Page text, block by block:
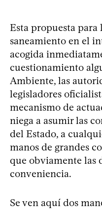
Esta propuesta
saneamiento en el
acogida
cuestionamiento
Ambiente, las
legisladores
mecanismo de
niega a asumir las
del Estado, a
manos de grandes
que obviamente las
conveniencia.
Se ven aquí dos